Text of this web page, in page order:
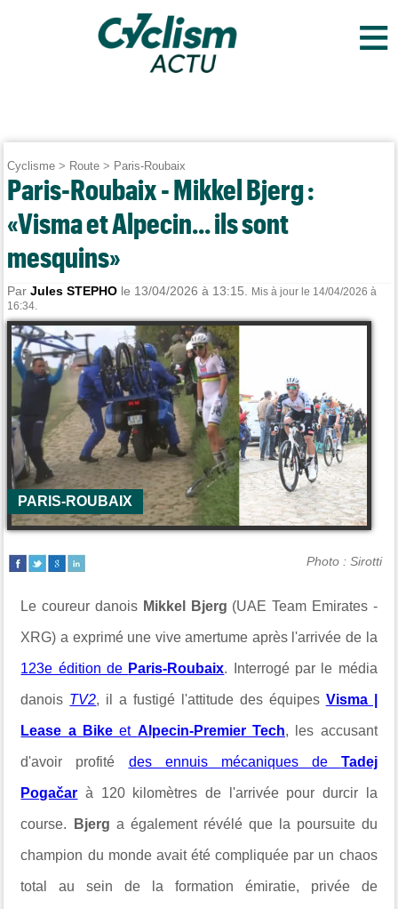
≡
Cyclisme > Route > Paris-Roubaix
Paris-Roubaix - Mikkel Bjerg :
«Visma et Alpecin... ils sont
mesquins»
ParJules STEPHO le 13/04/2026 à 13:15.
Mis à jour le 14/04/2026 à
16:34.
PARIS-ROUBAIX
Photo : Sirotti
Le coureur danois Mikkel Bjerg (UAE Team Emirates -
XRG) a exprimé une vive amertume après l'arrivée de la
123e édition de Paris-Roubaix. Interrogé par le média
danois TV2, il a fustigé l'attitude des équipes Visma |
Lease a Bike et Alpecin-Premier Tech, les accusant
d'avoir profité des ennuis mécaniques de Tadej
Pogačar à 120 kilomètres de l'arrivée pour durcir la
course. Bjerg a également révélé que la poursuite du
champion du monde avait été compliquée par un chaos
total au sein de la formation émiratie, privée de